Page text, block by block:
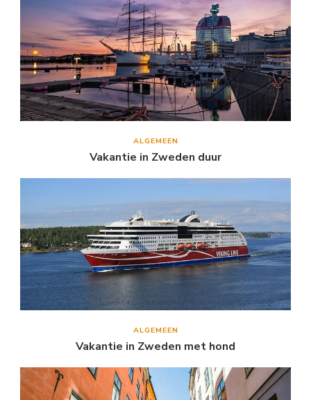
ALGEMEEN
Vakantie in Zweden duur
ALGEMEEN
Vakantie in Zweden met hond